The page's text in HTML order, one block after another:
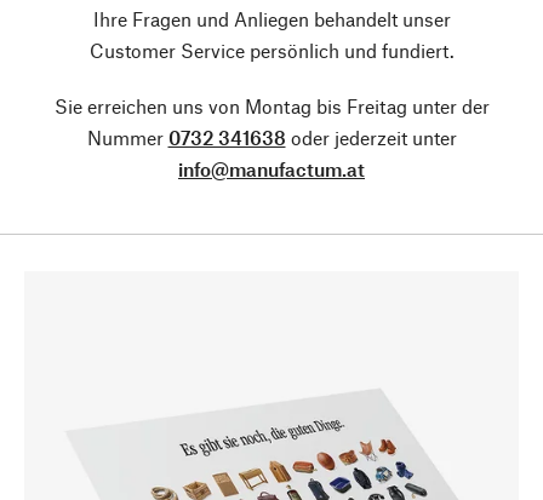
Ihre Fragen und Anliegen behandelt unser
Customer Service persönlich und fundiert.
Sie erreichen uns von Montag bis Freitag unter der
Nummer 0732 341638 oder jederzeit unter
info@manufactum.at